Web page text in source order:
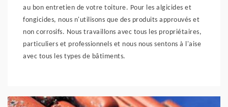
au bon entretien de votre toiture. Pour les algicides et
fongicides, nous n'utilisons que des produits approuvés et
non corrosifs. Nous travaillons avec tous les propriétaires,
particuliers et professionnels et nous nous sentons à l'aise
avec tous les types de bâtiments.